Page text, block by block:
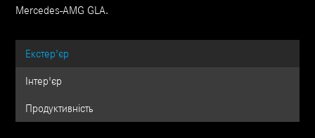
Mercedes-AMG GLA.
Екстер'єр
Інтер'єр
Продуктивність